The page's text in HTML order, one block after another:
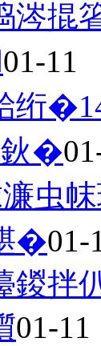
涔掍
01-11
绗
鈥�
虫
�01-
鍐拌
01-11